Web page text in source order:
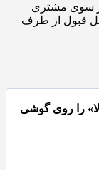
از سوی مشتری
قبول از طرف
را روی گوشی